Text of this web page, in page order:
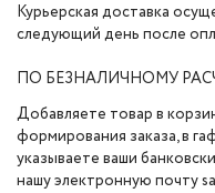
Курьерская доставка
следующий день после
ПО БЕЗНАЛИЧНОМУ
Добавляете товар в
формирования заказа, в
указываете ваши
нашу электронную почту